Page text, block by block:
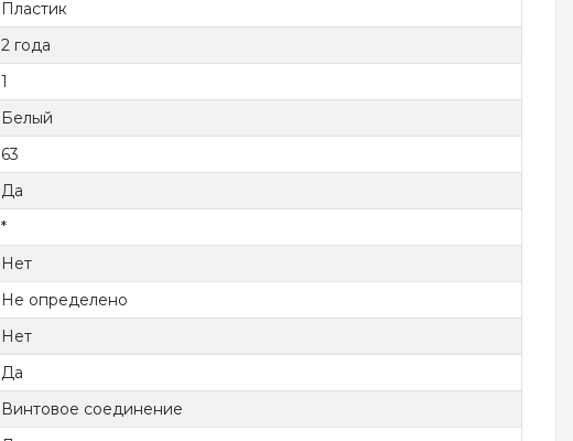
Пластик
2 года
1
Белый
63
Да
*
Нет
Не определено
Нет
Да
Винтовое соединение